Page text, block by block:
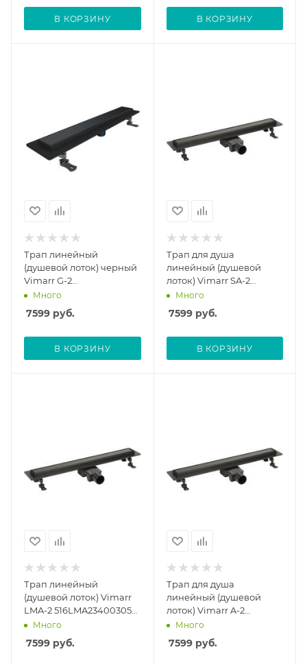
(перевертыш)
В КОРЗИНУ
(перевертыш), черный
В КОРЗИНУ
Трап линейный
(душевой лоток) черный
Vimarr G-2
516G244003050 400 мм с
вертикальным выходом
D50 мм, с решеткой под
Много
7599 руб.
В КОРЗИНУ
Трап для душа
линейный (душевой
лоток) Vimarr SA-2
516SA234003050 400 мм
с горизонтальным
выходом D50 мм, с
(перевертыш), черный
Много
7599руб.
В КОРЗИНУ
Трап линейный
(душевой лоток) Vimarr
LMA-2 516LMA234003050
400 мм с
горизонтальным
выходом D50 мм, с
Много
7599 руб.
Трап для душа
линейный (душевой
лоток) Vimarr A-2
516A234003050 400 мм с
горизонтальным
выходом D50 мм, с
Много
7599руб.